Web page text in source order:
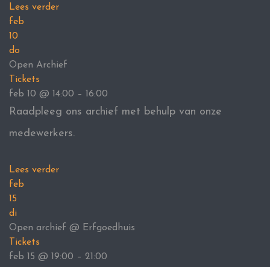
Lees verder
feb
10
do
Open Archief
Tickets
feb 10 @ 14:00 – 16:00
Raadpleeg ons archief met behulp van onze
medewerkers.
Lees verder
feb
15
di
Open archief @ Erfgoedhuis
Tickets
feb 15 @ 19:00 – 21:00